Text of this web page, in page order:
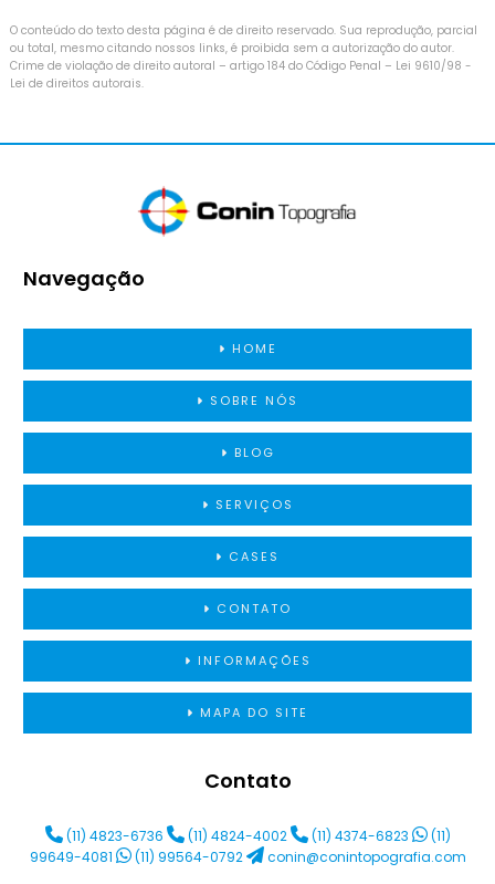
O conteúdo do texto desta página é de direito reservado. Sua reprodução, parcial
ou total, mesmo citando nossos links, é proibida sem a autorização do autor.
Crime de violação de direito autoral – artigo 184 do Código Penal – Lei 9610/98 -
Lei de direitos autorais.
Navegação
HOME
SOBRE NÓS
BLOG
SERVIÇOS
CASES
CONTATO
INFORMAÇÕES
MAPA DO SITE
Contato
(11) 4823-6736 (11) 4824-4002 (11) 4374-6823
(11)
99649-4081
(11) 99564-0792 conin@conintopografia.com